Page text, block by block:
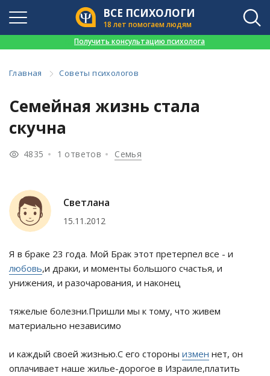
ВСЕ ПСИХОЛОГИ
18 лет помогаем людям
Получить консультацию психолога
Главная Советы психологов
Семейная жизнь стала
скучна
4835 1 ответов Семья
Светлана
15.11.2012
Я в браке 23 года. Мой Брак этот претерпел все - и
любовь,и драки, и моменты большого счастья, и
унижения, и разочарования, и наконец
тяжелые болезни.Пришли мы к тому, что живем
материально независимо
и каждый своей жизнью.С его стороны измен нет, он
оплачивает наше жилье-дорогое в Израиле,платить